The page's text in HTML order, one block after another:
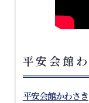
平安会館
平安会館かわさき